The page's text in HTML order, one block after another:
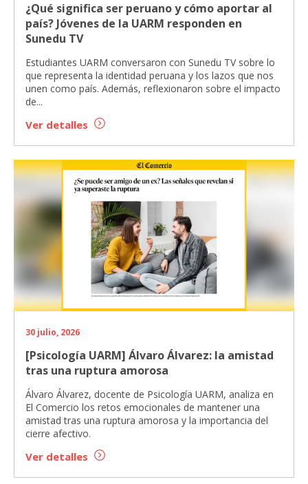
¿Qué significa ser peruano y cómo aportar al
país? Jóvenes de la UARM responden en
Sunedu TV
Estudiantes UARM conversaron con Sunedu TV sobre lo
que representa la identidad peruana y los lazos que nos
unen como país. Además, reflexionaron sobre el impacto
de...
Ver detalles
30 julio, 2026
[Psicología UARM] Álvaro Álvarez: la amistad
tras una ruptura amorosa
Álvaro Álvarez, docente de Psicología UARM, analiza en
El Comercio los retos emocionales de mantener una
amistad tras una ruptura amorosa y la importancia del
cierre afectivo.
Ver detalles